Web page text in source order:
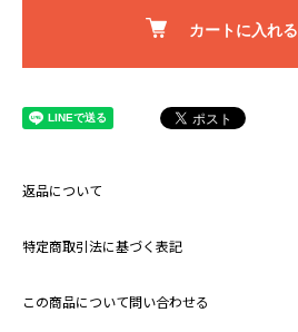
カートに入れる
返品について
特定商取引法に基づく表記
この商品について問い合わせる